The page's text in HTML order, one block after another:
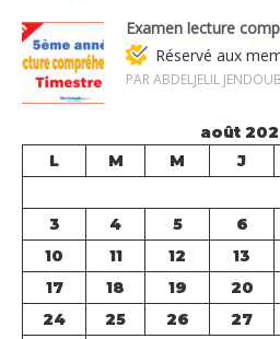
Examen lecture
Réservé aux
PAR ABDELJELIL
août
L
M M J
3
4 5 6
10
11 12 13
17
18 19 20
24
25 26 27